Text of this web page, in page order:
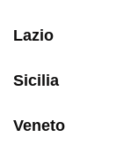
Lazio
Sicilia
Veneto